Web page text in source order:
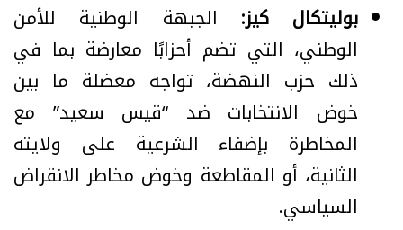
بوليتكال كيز: الجبهة الوطنية للأمن
الوطني، التي تضم أحزابًا معارضة بما في
ذلك حزب النهضة، تواجه معضلة ما بين
خوض الانتخابات ضد “قيس سعيد” مع
المخاطرة بإضفاء الشرعية على ولايته
الثانية، أو المقاطعة وخوض مخاطر الانقراض
السياسي.